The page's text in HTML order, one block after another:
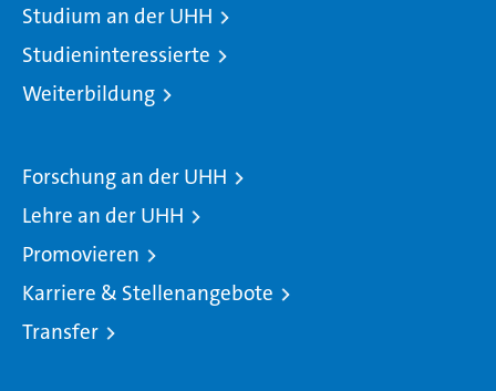
Studium an der UHH
Studieninteressierte
Weiterbildung
Forschung an der UHH
Lehre an der UHH
Promovieren
Karriere & Stellenangebote
Transfer